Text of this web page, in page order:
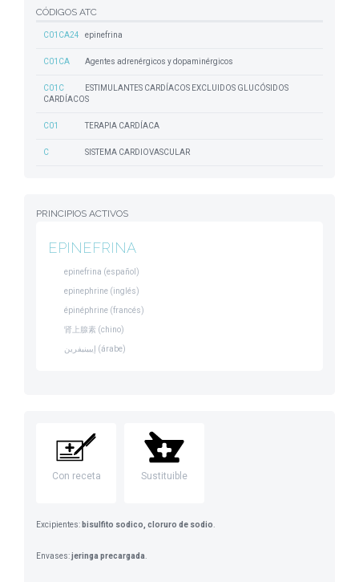
CÓDIGOS ATC
C01CA24 epinefrina
C01CA Agentes adrenérgicos y dopaminérgicos
C01C
ESTIMULANTES CARDÍACOS EXCLUIDOS GLUCÓSIDOS
CARDÍACOS
C01 TERAPIA CARDÍACA
C SISTEMA CARDIOVASCULAR
PRINCIPIOS ACTIVOS
EPINEFRINA
epinefrina (español)
epinephrine (inglés)
épinéphrine (francés)
肾上腺素 (chino)
إيبينيفرين (árabe)
Con receta Sustituible
Excipientes: bisulfito sodico, cloruro de sodio
Envases:jeringa precargada